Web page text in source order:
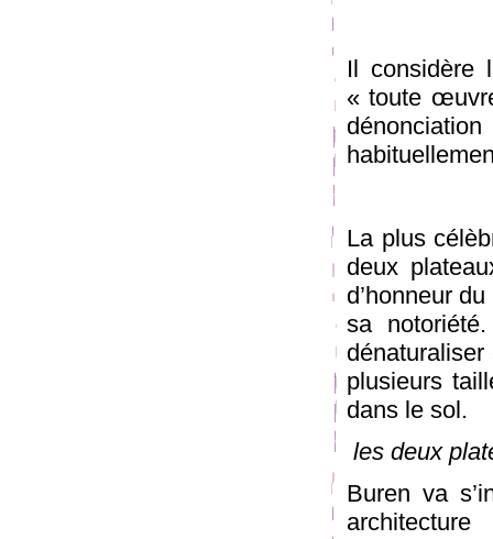
Il considère
« toute
La plus
deux
d’honneur
sa
plusieurs
dans le sol.
les deux
Buren va